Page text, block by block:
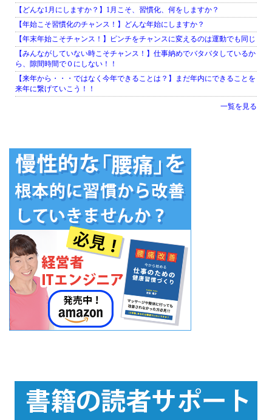
【どんな1月にしますか？】1月こそ、習慣化、何をしますか？
【年始こそ習慣化のチャンス！】どんな年始にしますか？
【年末年始こそチャンス！】ピンチをチャンスに変えるのは運動でも同じ
【みんながしていない時こそチャンス！】仕事納めでバタバタしているか
ら、隙間時間で０にしない！！
【来年から・・・ではなく今年できることは？】まだ年内にできることを
来年に繋げていこう！！
一覧を見る